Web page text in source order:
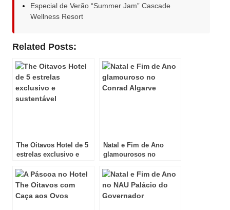
Especial de Verão “Summer Jam” Cascade
Wellness Resort
Related Posts:
The Oitavos Hotel de 5
estrelas exclusivo e
Natal e Fim de Ano
glamourosos no